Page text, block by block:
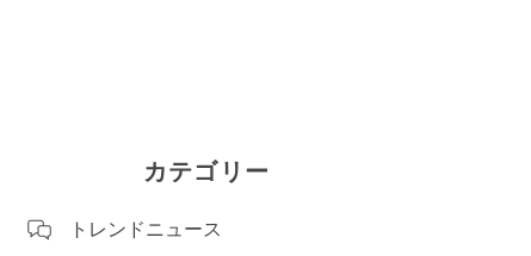
カテゴリー
トレンドニュース